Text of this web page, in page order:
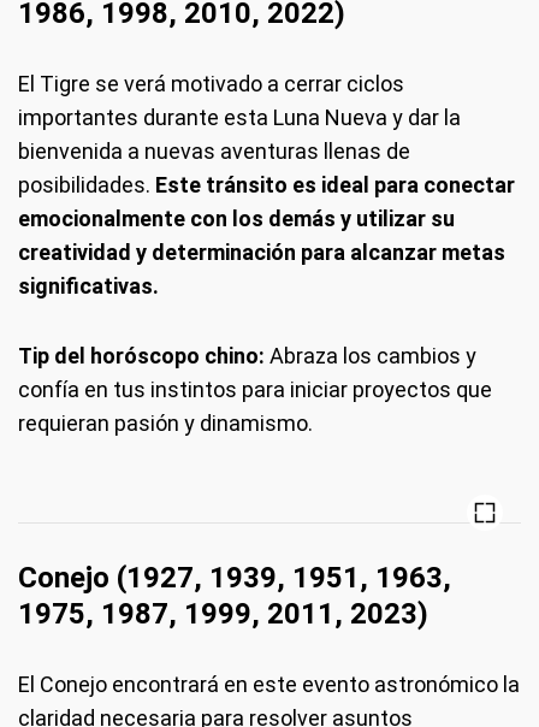
1986, 1998, 2010, 2022)
El Tigre se verá motivado a cerrar ciclos
importantes durante esta Luna Nueva y dar la
bienvenida a nuevas aventuras llenas de
posibilidades. Este tránsito es ideal para conectar
emocionalmente con los demás y utilizar su
creatividad y determinación para alcanzar metas
significativas.
Tip del horóscopo chino: Abraza los cambios y
confía en tus instintos para iniciar proyectos que
requieran pasión y dinamismo.
Conejo (1927, 1939, 1951, 1963,
1975, 1987, 1999, 2011, 2023)
El Conejo encontrará en este evento astronómico la
claridad necesaria para resolver asuntos